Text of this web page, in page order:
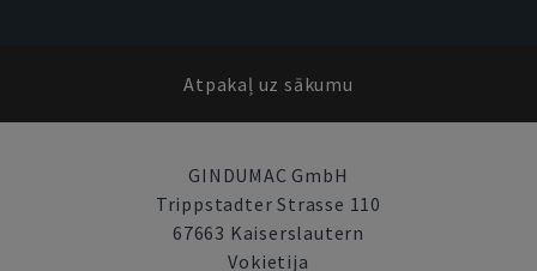
Atpakaļ uz sākumu
GINDUMAC GmbH
Trippstadter Strasse 110
67663 Kaiserslautern
Vokietija